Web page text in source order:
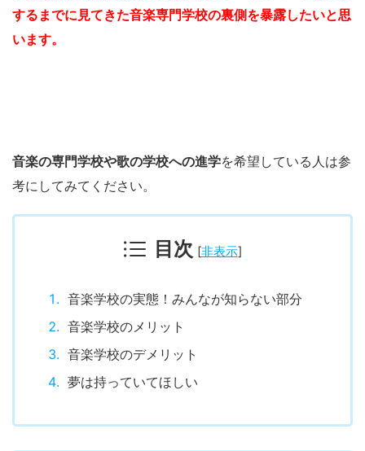
するまでに見てきた音楽専門学校の裏側を暴露したいと思
います。
音楽の専門学校や歌の学校への進学を希望している人は参
考にしてみてください。
目次 [非表示]
音楽学校の実態！みんなが知らない部分
音楽学校のメリット
音楽学校のデメリット
夢は持っていてほしい